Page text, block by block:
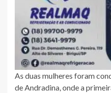
As duas mulheres foram
de Andradina, onde a